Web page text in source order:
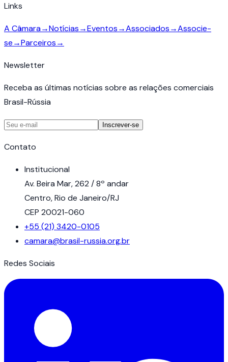
Links
A Câmara→Notícias→Eventos→Associados→Associe-
se→Parceiros→
Newsletter
Receba as últimas notícias sobre as relações comerciais
Brasil-Rússia
Inscrever-se
Contato
Institucional
Av. Beira Mar, 262 / 8º andar
Centro, Rio de Janeiro/RJ
CEP 20021-060
+55 (21) 3420-0105
camara@brasil-russia.org.br
Redes Sociais